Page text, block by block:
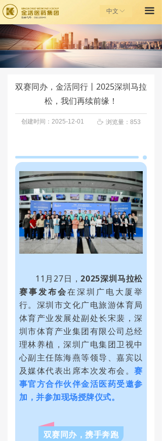
끀
首页
走进金活
金活健康之家
联系我们
ꀅ
中文
创建时间： 2025-12-01 ꄘ 浏览量： 853
11月27日，2025深圳马拉松
赛事发布会在深圳广电大厦举
行。深圳市文化广电旅游体育局
体育产业发展处副处长宋裴，深
圳市体育产业集团有限公司总经
理林养植，深圳广电集团卫视中
心副主任陈海燕等领导、嘉宾以
及媒体代表出席本次发布会。赛
事官方合作伙伴金活医药受邀参
加，并参加现场授牌仪式。
双赛同办，携手奔跑
双赛同办，金活同行丨2025深圳马拉
松，我们再续前缘！